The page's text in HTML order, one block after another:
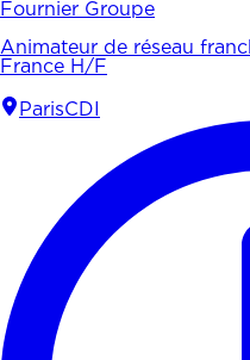
Fournier Groupe
Animateur de réseau
France H/F
ParisCDI